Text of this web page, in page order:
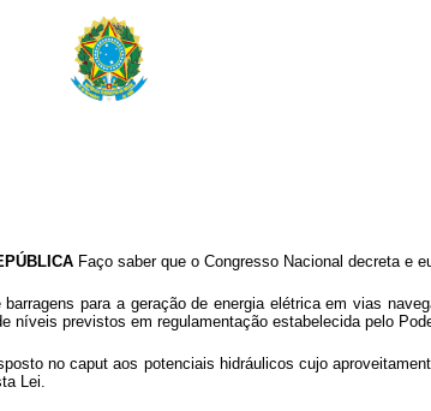
Faço saber que o Congresso Nacional decreta e
barragens para a geração de energia elétrica em vias
níveis previstos em regulamentação estabelecida pelo
nocaputaos potenciais hidráulicos cujo
Lei.